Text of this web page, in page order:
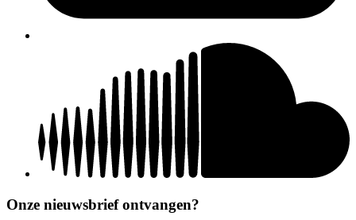
Onze nieuwsbrief ontvangen?